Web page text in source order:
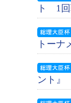
ト 1回
トーナ
ント』